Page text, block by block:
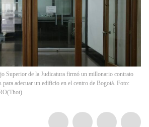
Superior de la Judicatura firmó un millonario contrato
adecuar un edificio en el centro de Bogotá. Foto:
(Thot)